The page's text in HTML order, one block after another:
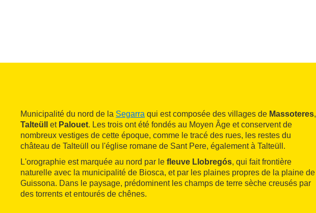
Municipalité du nord de la Segarra qui est composée des villages de Massoteres,
Talteüll
et Palouet. Les trois ont été fondés au Moyen Âge et conservent de
nombreux vestiges de cette époque, comme le tracé des rues, les restes du
château de Talteüll ou l'église romane de Sant Pere, également à Talteüll.
L'orographie est marquée au nord par le fleuve Llobregós, qui fait frontière
naturelle avec la municipalité de Biosca, et par les plaines propres de la plaine de
Guissona. Dans le paysage, prédominent les champs de terre sèche creusés par
des torrents et entourés de chênes.